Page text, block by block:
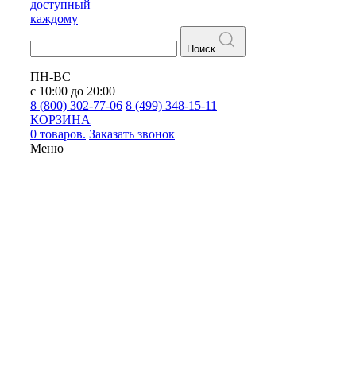
доступный
каждому
Поиск
ПН-ВС
с 10:00 до 20:00
8 (800) 302-77-06 8 (499) 348-15-11
КОРЗИНА
0 товаров. Заказать звонок
Меню